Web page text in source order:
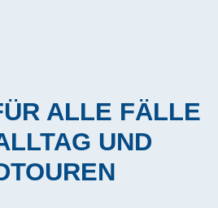
ALLE FÄLLE
UND